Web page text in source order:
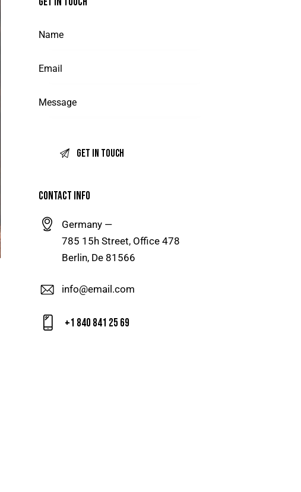
CONTACT INFO
Germany —
785 15h Street, Office 478
Berlin, De 81566
info@email.com
+1 840 841 25 69